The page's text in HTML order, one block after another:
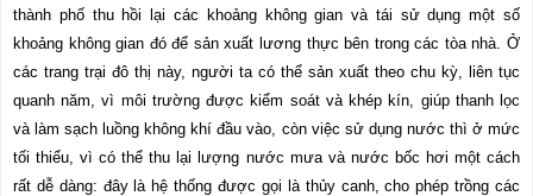
thành phố thu hồi lại các khoảng không gian và tái sử dụng một số
khoảng không gian đó để sản xuất lương thực bên trong các tòa nhà. Ở
các trang trại đô thị này, người ta có thể sản xuất theo chu kỳ, liên tục
quanh năm, vì môi trường được kiểm soát và khép kín, giúp thanh lọc
và làm sạch luồng không khí đầu vào, còn việc sử dụng nước thì ở mức
tối thiểu, vì có thể thu lại lượng nước mưa và nước bốc hơi một cách
rất dễ dàng: đây là hệ thống được gọi là thủy canh, cho phép trồng các